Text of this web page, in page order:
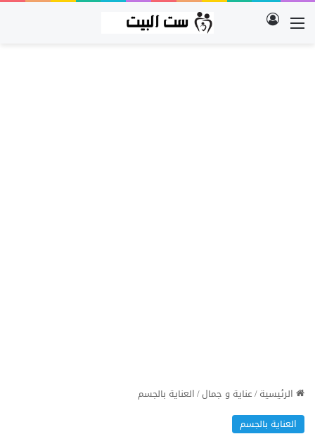
القائمة تسجيل الدخول
الرئيسية/عناية و جمال/العناية بالجسم
العناية بالجسم